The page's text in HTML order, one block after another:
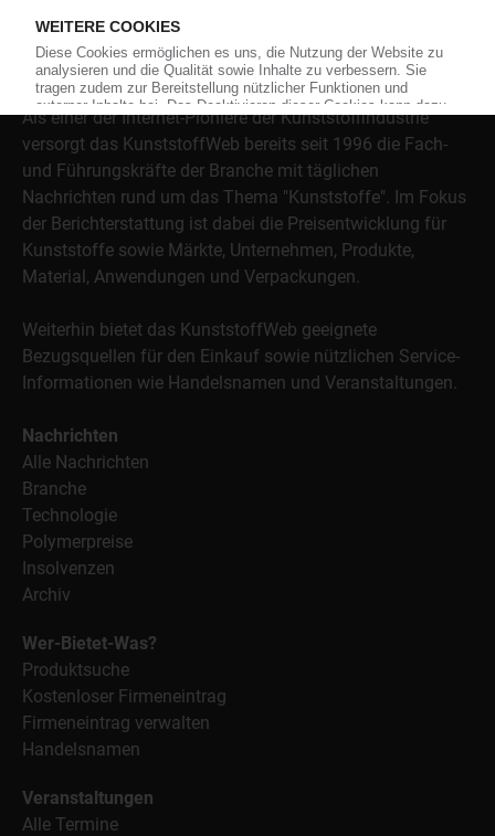
Über das KunststoffWeb
Als einer der Internet-Pioniere der Kunststoffindustrie
versorgt das KunststoffWeb bereits seit 1996 die Fach-
und Führungskräfte der Branche mit täglichen
Nachrichten rund um das Thema "Kunststoffe". Im Fokus
der Berichterstattung ist dabei die Preisentwicklung für
Kunststoffe sowie Märkte, Unternehmen, Produkte,
Material, Anwendungen und Verpackungen.
Weiterhin bietet das KunststoffWeb geeignete
Bezugsquellen für den Einkauf sowie nützlichen Service-
Informationen wie Handelsnamen und Veranstaltungen.
Nachrichten
Alle Nachrichten
Branche
Technologie
Polymerpreise
Insolvenzen
Archiv
Wer-Bietet-Was?
Produktsuche
Kostenloser Firmeneintrag
Firmeneintrag verwalten
Handelsnamen
Veranstaltungen
Alle Termine